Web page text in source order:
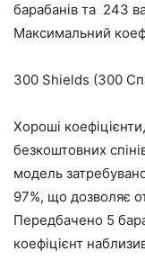
барабанів та 243
Максимальний
300 Shields (300
Хороші
безкоштовних
модель
97%, що дозволяє
Передбачено 5
коефіцієнт